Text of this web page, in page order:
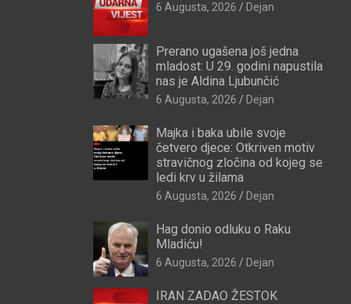
6 Augusta, 2026 Dejan
Prerano ugašena još jedna
mladost: U 29. godini napustila
nas je Aldina Ljubunčić
6 Augusta, 2026 Dejan
Majka i baka ubile svoje
četvero djece: Otkriven motiv
stravičnog zločina od kojeg se
ledi krv u žilama
6 Augusta, 2026 Dejan
Hag donio odluku o Raku
Mladiću!
6 Augusta, 2026 Dejan
IRAN ZADAO ŽESTOK